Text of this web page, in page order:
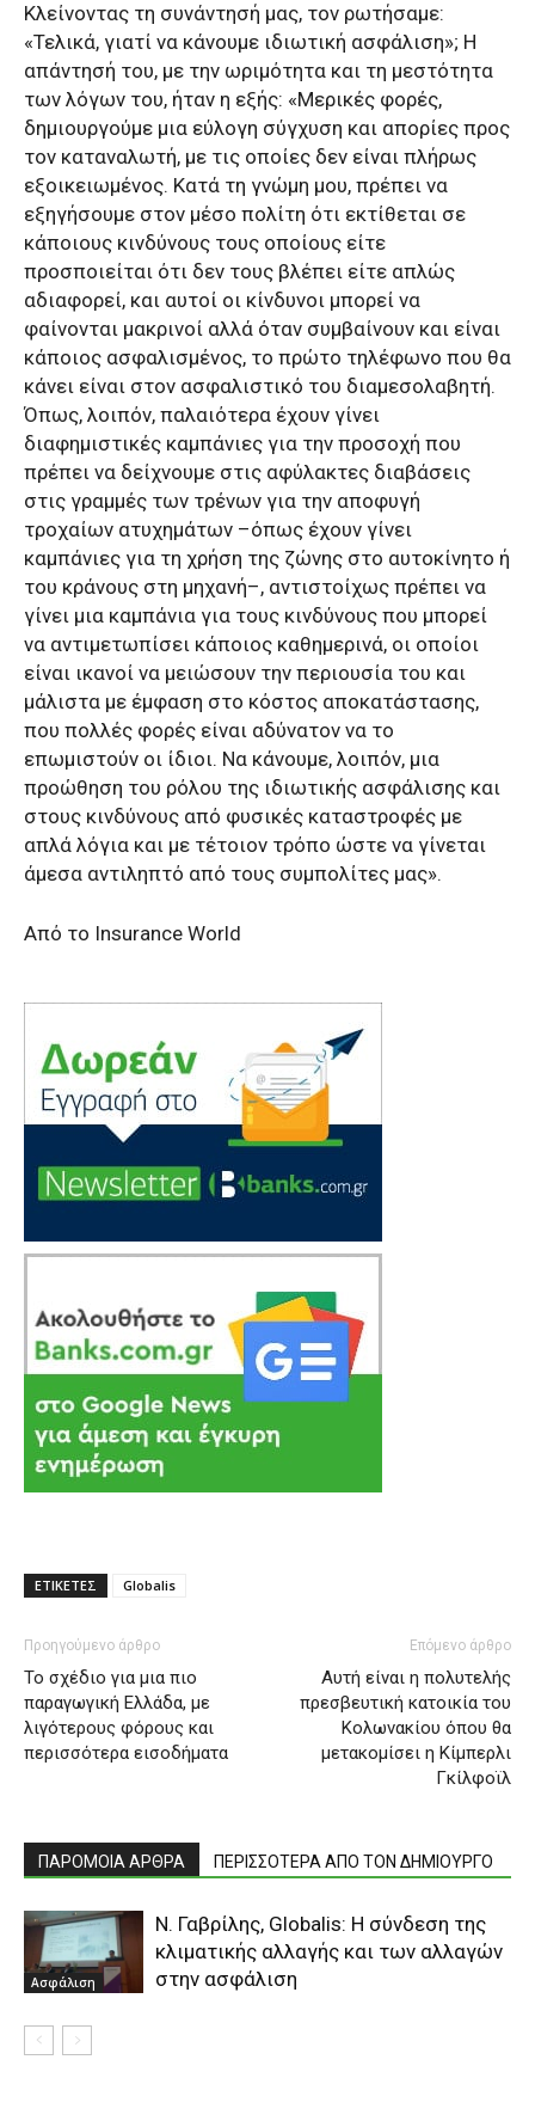
Κλείνοντας τη συνάντησή μας, τον ρωτήσαμε:
«Τελικά, γιατί να κάνουμε ιδιωτική ασφάλιση»; Η
απάντησή του, με την ωριμότητα και τη μεστότητα
των λόγων του, ήταν η εξής: «Μερικές φορές,
δημιουργούμε μια εύλογη σύγχυση και απορίες προς
τον καταναλωτή, με τις οποίες δεν είναι πλήρως
εξοικειωμένος. Κατά τη γνώμη μου, πρέπει να
εξηγήσουμε στον μέσο πολίτη ότι εκτίθεται σε
κάποιους κινδύνους τους οποίους είτε
προσποιείται ότι δεν τους βλέπει είτε απλώς
αδιαφορεί, και αυτοί οι κίνδυνοι μπορεί να
φαίνονται μακρινοί αλλά όταν συμβαίνουν και είναι
κάποιος ασφαλισμένος, το πρώτο τηλέφωνο που θα
κάνει είναι στον ασφαλιστικό του διαμεσολαβητή.
Όπως, λοιπόν, παλαιότερα έχουν γίνει
διαφημιστικές καμπάνιες για την προσοχή που
πρέπει να δείχνουμε στις αφύλακτες διαβάσεις
στις γραμμές των τρένων για την αποφυγή
τροχαίων ατυχημάτων –όπως έχουν γίνει
καμπάνιες για τη χρήση της ζώνης στο αυτοκίνητο ή
του κράνους στη μηχανή–, αντιστοίχως πρέπει να
γίνει μια καμπάνια για τους κινδύνους που μπορεί
να αντιμετωπίσει κάποιος καθημερινά, οι οποίοι
είναι ικανοί να μειώσουν την περιουσία του και
μάλιστα με έμφαση στο κόστος αποκατάστασης,
που πολλές φορές είναι αδύνατον να το
επωμιστούν οι ίδιοι. Να κάνουμε, λοιπόν, μια
προώθηση του ρόλου της ιδιωτικής ασφάλισης και
στους κινδύνους από φυσικές καταστροφές με
απλά λόγια και με τέτοιον τρόπο ώστε να γίνεται
άμεσα αντιληπτό από τους συμπολίτες μας».
Aπό το Ιnsurance World
ΕΤΙΚΕΤΕΣ Globalis
Προηγούμενο άρθρο
Το σχέδιο για μια πιο
παραγωγική Ελλάδα, με
λιγότερους φόρους και
περισσότερα εισοδήματα
Επόμενο άρθρο
Αυτή είναι η πολυτελής
πρεσβευτική κατοικία του
Κολωνακίου όπου θα
μετακομίσει η Κίμπερλι
Γκίλφοϊλ
ΠΑΡΟΜΟΙΑ ΑΡΘΡΑ ΠΕΡΙΣΣΟΤΕΡΑ ΑΠΟ ΤΟΝ ΔΗΜΙΟΥΡΓΟ
Ασφάλιση
N. Γαβρίλης, Globalis: Η σύνδεση της
κλιματικής αλλαγής και των αλλαγών
στην ασφάλιση